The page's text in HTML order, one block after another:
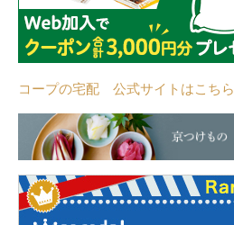
コープの宅配 公式サイトはこちら